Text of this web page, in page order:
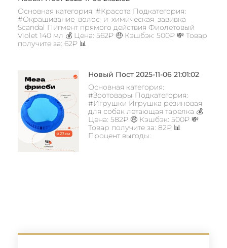
Основная категория: #Красота Подкатегория:
#Окрашивание_волос_и_химическая_завивка
Scandal Пигмент прямого действия Фиолетовый
Violet 140 мл 💰 Цена: 562₽ 🤑 Кэшбэк: 500₽ 💸 Товар
получите за: 62₽ 📊
Новый Пост 2025-11-06 21:01:02
Основная категория:
#Зоотовары Подкатегория:
#Игрушки Игрушка резиновая
для собак летающая тарелка 💰
Цена: 582₽ 🤑 Кэшбэк: 500₽ 💸
Товар получите за: 82₽ 📊
Процент выгоды: